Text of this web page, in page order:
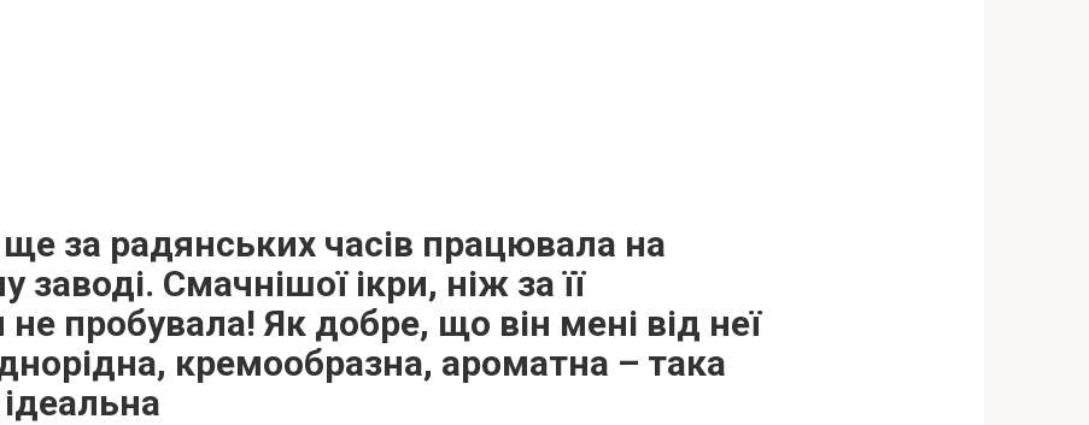
за радянських часів працювала на
заводі. Смачнішої ікри, ніж за її
пробувала! Як добре, що він мені від неї
кремообразна, ароматна – така